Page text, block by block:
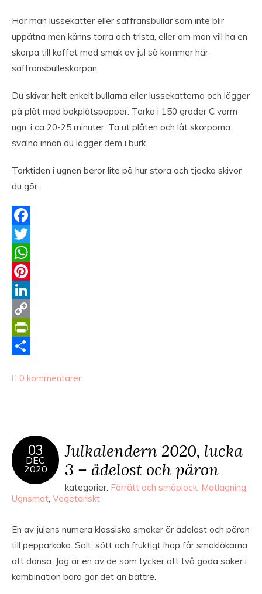
Har man lussekatter eller saffransbullar som inte blir
uppätna men känns torra och trista, eller om man vill ha en
skorpa till kaffet med smak av jul så kommer här
saffransbulleskorpan.
Du skivar helt enkelt bullarna eller lussekatterna och lägger
på plåt med bakplåtspapper. Torka i 150 grader C varm
ugn, i ca 20-25 minuter. Ta ut plåten och låt skorporna
svalna innan du lägger dem i burk.
Torktiden i ugnen beror lite på hur stora och tjocka skivor
du gör.
Facebook
Twitter
WhatsApp
Pinterest
LinkedIn
Copy
Link
PrintFriendly
0 kommentarer
03
DEC
2020
Julkalendern 2020, lucka
3 – ädelost och päron
kategorier: Förrätt och småplock, Matlagning,
Ugnsmat, Vegetariskt
En av julens numera klassiska smaker är ädelost och päron
till pepparkaka. Salt, sött och fruktigt ihop får smaklökarna
att dansa. Jag är en av de som tycker att två goda saker i
kombination bara gör det än bättre.